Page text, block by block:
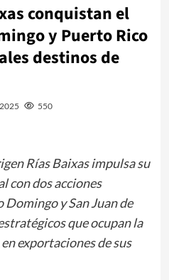
conquistan el
y Puerto Rico
destinos de
550
Rías Baixas impulsa su
con dos acciones
y San Juan de
que ocupan la
exportaciones de sus